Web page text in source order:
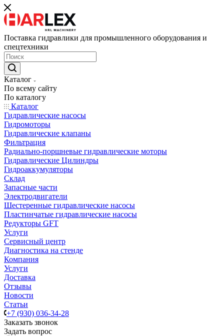
Поставка гидравлики для промышленного оборудования и
спецтехники
Каталог
По всему сайту
По каталогу
Каталог
Гидравлические насосы
Гидромоторы
Гидравлические клапаны
Фильтрация
Радиально-поршневые гидравлические моторы
Гидравлические Цилиндры
Гидроаккумуляторы
Склад
Запасные части
Электродвигатели
Шестеренные гидравлические насосы
Пластинчатые гидравлические насосы
Редукторы GFT
Услуги
Сервисный центр
Диагностика на стенде
Компания
Услуги
Доставка
Отзывы
Новости
Статьи
+7 (930) 036-34-28
Заказать звонок
Задать вопрос